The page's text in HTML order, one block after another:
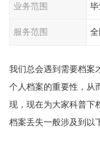
业务范围
服务范围 全
我们总会遇到需要档案
个人档案的重要性，从
现， 现在为大家科普下
档案丢失一般涉及到以